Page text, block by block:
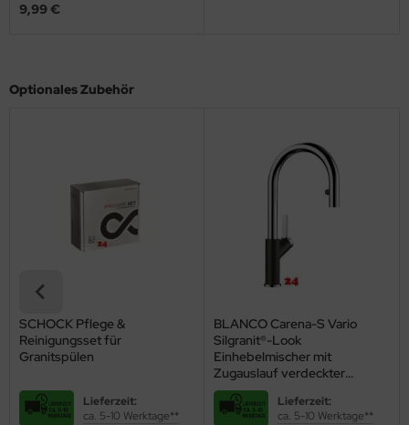
9,99 €
Optionales Zubehör
SCHOCK Pflege &
Reinigungsset für
Granitspülen
Lieferzeit:
ca. 5-10 Werktage**
BLANCO Carena-S Vario
Silgranit®-Look
Einhebelmischer mit
Zugauslauf verdeckter
Auslauf umstellbar
Lieferzeit:
ca. 5-10 Werktage**